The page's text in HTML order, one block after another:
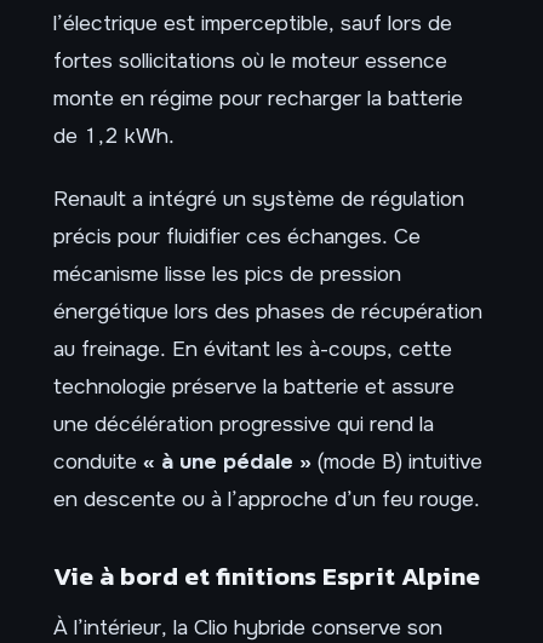
l’électrique est imperceptible, sauf lors de
fortes sollicitations où le moteur essence
monte en régime pour recharger la batterie
de 1,2 kWh.
Renault a intégré un système de régulation
précis pour fluidifier ces échanges. Ce
mécanisme lisse les pics de pression
énergétique lors des phases de récupération
au freinage. En évitant les à-coups, cette
technologie préserve la batterie et assure
une décélération progressive qui rend la
conduite « à une pédale » (mode B) intuitive
en descente ou à l’approche d’un feu rouge.
Vie à bord et finitions Esprit Alpine
À l’intérieur, la Clio hybride conserve son